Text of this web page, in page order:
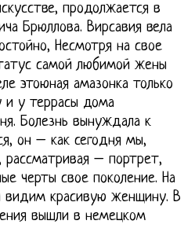
продолжается в
Брюллова. Вирсавия вела
Несмотря на свое
самой любимой жены
этоюная амазонка только
и у террасы дома
Болезнь вынуждала к
он – как сегодня мы,
рассматривая – портрет,
черты свое поколение. На
видим красивую женщину. В
вышли в немецком